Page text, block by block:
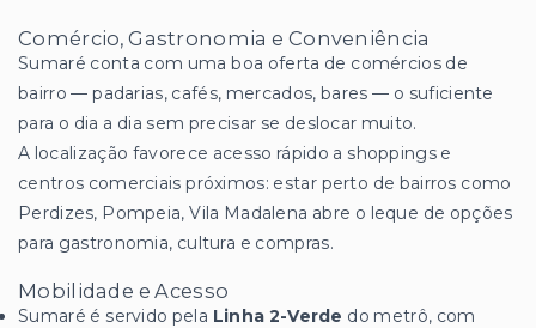
Comércio, Gastronomia e Conveniência
Sumaré conta com uma boa oferta de comércios de
bairro — padarias, cafés, mercados, bares — o suficiente
para o dia a dia sem precisar se deslocar muito.
A localização favorece acesso rápido a shoppings e
centros comerciais próximos: estar perto de bairros como
Perdizes, Pompeia, Vila Madalena abre o leque de opções
para gastronomia, cultura e compras.
Mobilidade e Acesso
Sumaré é servido pela Linha 2-Verde do metrô, com